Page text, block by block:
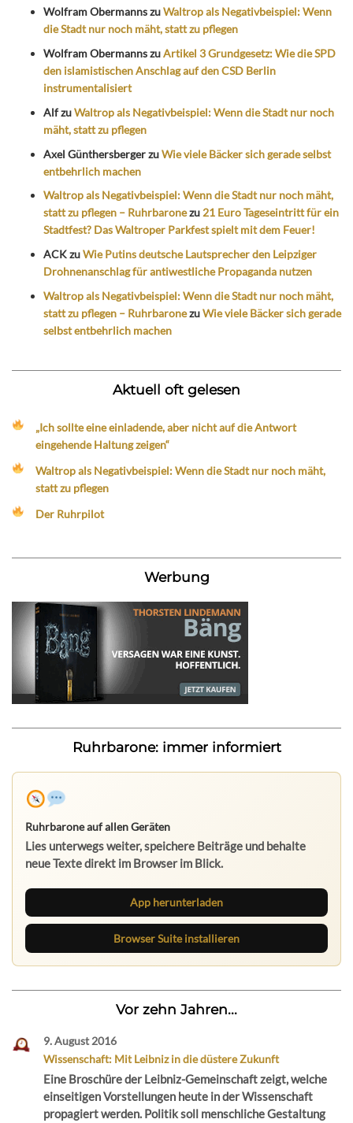
Wolfram ObermannszuWaltrop als Negativbeispiel: Wenn
die Stadt nur noch mäht, statt zu pflegen
Wolfram ObermannszuArtikel 3 Grundgesetz: Wie die SPD
den islamistischen Anschlag auf den CSD Berlin
instrumentalisiert
AlfzuWaltrop als Negativbeispiel: Wenn die Stadt nur noch
mäht, statt zu pflegen
Axel GünthersbergerzuWie viele Bäcker sich gerade selbst
entbehrlich machen
Waltrop als Negativbeispiel: Wenn die Stadt nur noch mäht,
statt zu pflegen – Ruhrbaronezu21 Euro Tageseintritt für ein
Stadtfest? Das Waltroper Parkfest spielt mit dem Feuer!
ACKzuWie Putins deutsche Lautsprecher den Leipziger
Drohnenanschlag für antiwestliche Propaganda nutzen
Waltrop als Negativbeispiel: Wenn die Stadt nur noch mäht,
statt zu pflegen – RuhrbaronezuWie viele Bäcker sich gerade
selbst entbehrlich machen
Aktuell oft gelesen
„Ich sollte eine einladende, aber nicht auf die Antwort
eingehende Haltung zeigen“
Waltrop als Negativbeispiel: Wenn die Stadt nur noch mäht,
statt zu pflegen
Der Ruhrpilot
Werbung
Ruhrbarone: immer informiert
Ruhrbarone auf allen Geräten
Lies unterwegs weiter, speichere Beiträge und behalte
neue Texte direkt im Browser im Blick.
App herunterladen
Browser Suite installieren
Vor zehn Jahren...
9. August 2016
Wissenschaft: Mit Leibniz in die düstere Zukunft
Eine Broschüre der Leibniz-Gemeinschaft zeigt, welche
einseitigen Vorstellungen heute in der Wissenschaft
propagiert werden. Politik soll menschliche Gestaltung